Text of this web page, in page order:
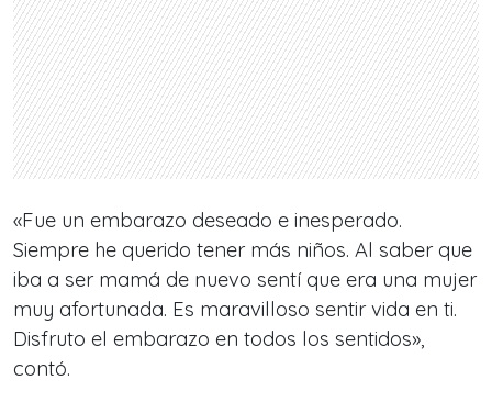
«Fue un embarazo deseado e inesperado.
Siempre he querido tener más niños. Al saber que
iba a ser mamá de nuevo sentí que era una mujer
muy afortunada. Es maravilloso sentir vida en ti.
Disfruto el embarazo en todos los sentidos»,
contó.